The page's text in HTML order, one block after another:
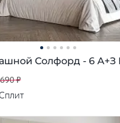
Солфорд - 6
₽